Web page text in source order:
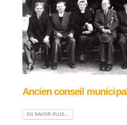
Ancien conseil municipal
EN SAVOIR PLUS...